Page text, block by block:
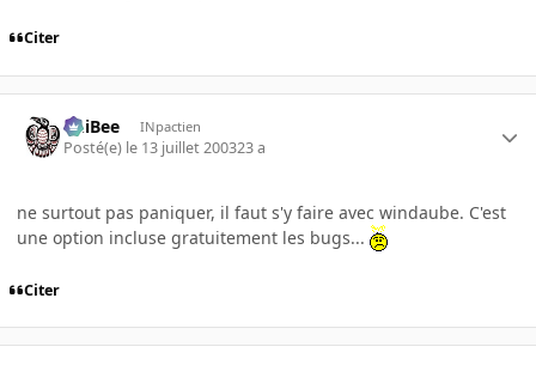
Citer
PhiBee INpactien
Posté(e) le 13 juillet 200323 a
ne surtout pas paniquer, il faut s'y faire avec windaube. C'est
une option incluse gratuitement les bugs...
Citer